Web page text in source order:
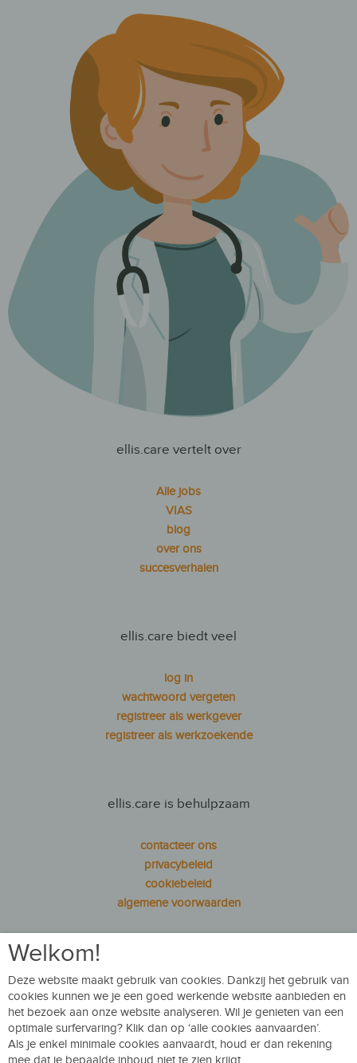
ellis.care vertelt over
Alle jobs
VIAS
blog
over ons
succesverhalen
ellis.care biedt veel
log in
wachtwoord vergeten
registreer als werkgever
registreer als werkzoekende
ellis.care is behulpzaam
contacteer ons
privacybeleid
cookiebeleid
algemene voorwaarden
Volg ons op
Facebook
LinkedIn
Welkom!
Deze website maakt gebruik van cookies. Dankzij het gebruik van
cookies kunnen we je een goed werkende website aanbieden en
het bezoek aan onze website analyseren. Wil je genieten van een
optimale surfervaring? Klik dan op ‘alle cookies aanvaarden’.
Als je enkel minimale cookies aanvaardt, houd er dan rekening